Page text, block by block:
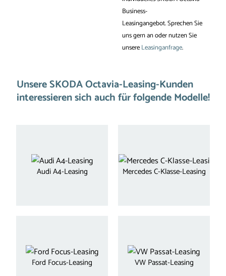
Business-
Leasingangebot. Sprechen Sie
uns gern an oder nutzen Sie
unsereLeasinganfrage.
Audi A4-Leasing Mercedes C-Klasse-Leasing
Ford Focus-Leasing
Unsere SKODA Octavia-Leasing-Kunden
interessieren sich auch für folgende Modelle!
VW Passat-Leasing